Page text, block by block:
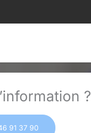
?
91 37 90